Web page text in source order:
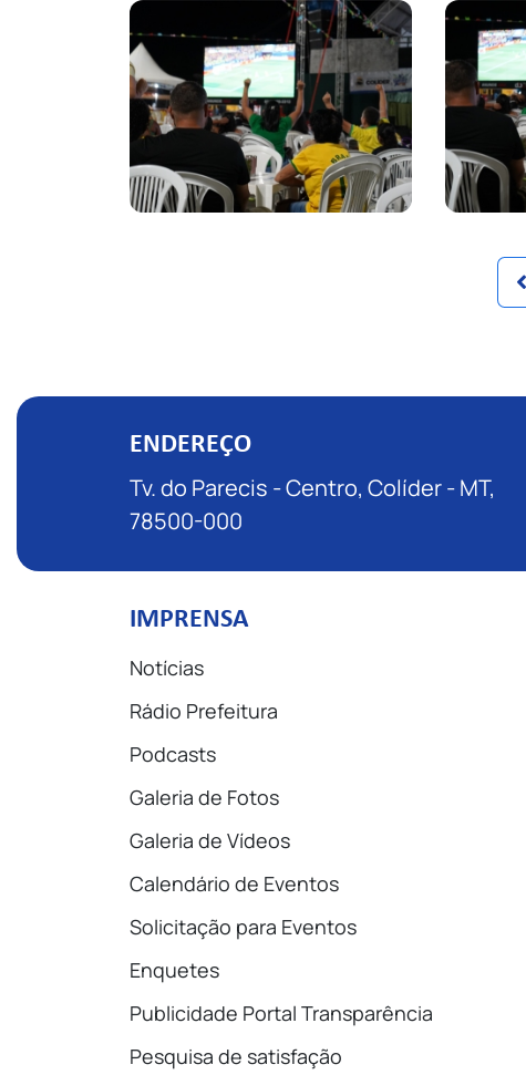
ENDEREÇO
Tv. do Parecis - Centro, Colíder - MT,
78500-000
IMPRENSA
Notícias
Rádio Prefeitura
Podcasts
Galeria de Fotos
Galeria de Vídeos
Calendário de Eventos
Solicitação para Eventos
Enquetes
Publicidade Portal Transparência
Pesquisa de satisfação